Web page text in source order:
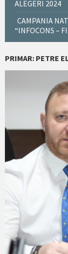
ALEGERI 2024
CAMPANIA
“INFOCONS –
PRIMAR: PETRE